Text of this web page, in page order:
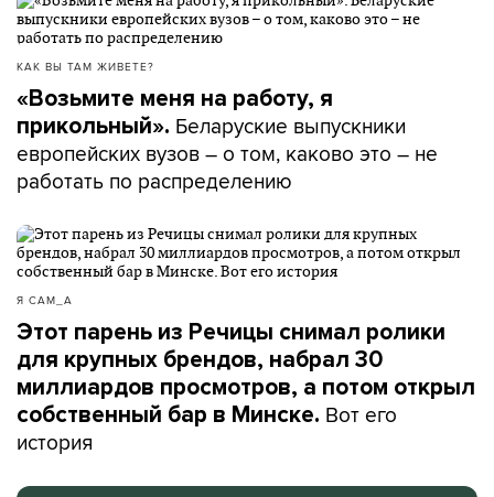
КАК ВЫ ТАМ ЖИВЕТЕ?
«Возьмите меня на работу, я
прикольный». Беларуские выпускники
европейских вузов – о том, каково это – не
работать по распределению
Я САМ_А
Этот парень из Речицы снимал ролики
для крупных брендов, набрал 30
миллиардов просмотров, а потом открыл
собственный бар в Минске. Вот его
история